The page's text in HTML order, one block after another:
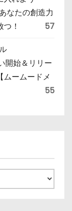
なたの創造力
つ！
57
開始＆リリー
ムームードメ
55